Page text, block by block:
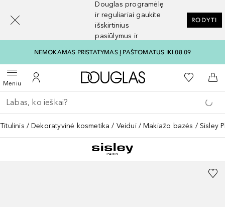
Douglas programėlę
ir reguliariai gaukite
išskirtinius
pasiūlymus ir
RODYTI
NEMOKAMAS PRISTATYMAS Į PAŠTOMATUS IKI 08 09
MeniuAtidaryti meniuĮ mano paskyrą
Į Douglas pagrindinį
Į mano
Į
Grįžk atgal
Vykdykite paiešką
Titulinis Dekoratyvinė kosmetika Veidui Makiažo bazės Sisley
[navigation.slideout.screenreader]